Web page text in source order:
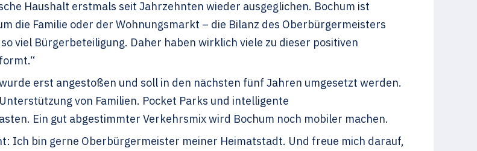
Haushalt erstmals seit Jahrzehnten wieder ausgeglichen. Bochum ist
die Familie oder der Wohnungsmarkt – die Bilanz des Oberbürgermeisters
viel Bürgerbeteiligung. Daher haben wirklich viele zu dieser positiven
erst angestoßen und soll in den nächsten fünf Jahren umgesetzt werden.
von Familien. Pocket Parks und intelligente
Ein gut abgestimmter Verkehrsmix wird Bochum noch mobiler machen.
Ich bin gerne Oberbürgermeister meiner Heimatstadt. Und freue mich darauf,